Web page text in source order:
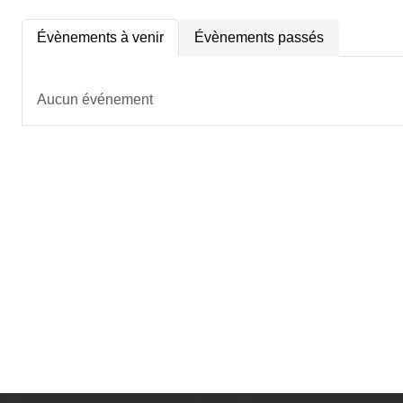
Évènements à venir Évènements passés
Aucun événement